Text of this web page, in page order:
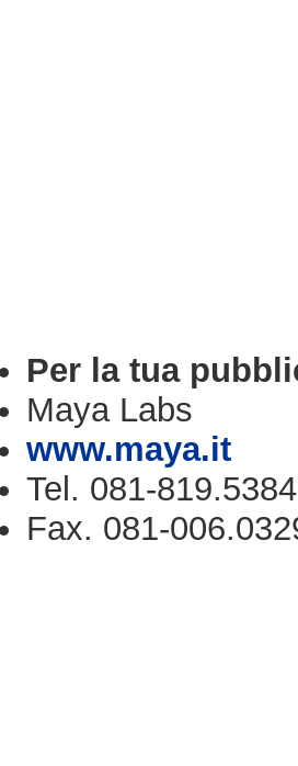
Per la tua
Maya Labs
www.maya.it
Tel. 081-819.5384
Fax. 081-